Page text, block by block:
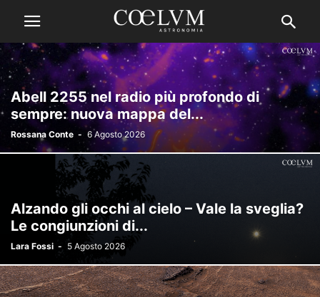
Abell 2255 nel radio più profondo di
sempre: nuova mappa del...
Rossana Conte - 6 Agosto 2026
Alzando gli occhi al cielo – Vale la sveglia?
Le congiunzioni di...
Lara Fossi - 5 Agosto 2026